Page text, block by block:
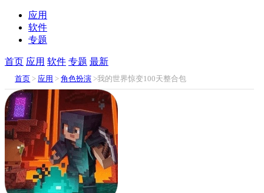
应用
软件
专题
首页 应用 软件 专题 最新
首页 > 应用 >角色扮演 >我的世界惊变100天整合包